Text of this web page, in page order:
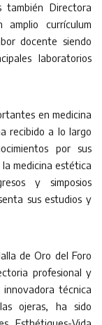
Directora
currículum
docente siendo
laboratorios
en medicina
recibido a lo largo
por sus
medicina estética
y simposios
sus estudios y
de Oro del Foro
profesional y
técnica
ojeras, ha sido